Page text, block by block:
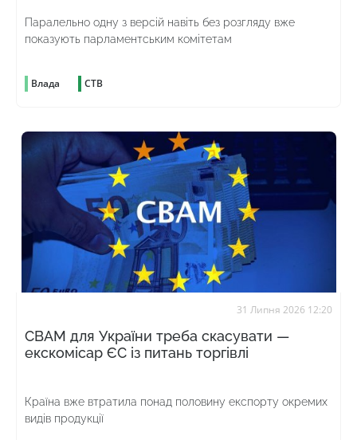
Паралельно одну з версій навіть без розгляду вже
показують парламентським комітетам
Влада СТВ
31 Липня 2026 12:20
CBAM для України треба скасувати —
екскомісар ЄС із питань торгівлі
Країна вже втратила понад половину експорту окремих
видів продукції